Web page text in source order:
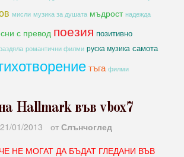
мисли музика за душата мъдрост надежда
с превод поезия позитивно
романтични филми руска музика самота
тъга филми
Hallmark във vbox7
21/01/2013 от Слънчоглед
НЕ МОГАТ ДА БЪДАТ ГЛЕДАНИ ВЪВ